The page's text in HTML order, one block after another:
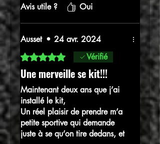
que les concepteurs sont cool !
On peut discuter avec eux , ils
de nos jours !
Bravo pour votre boulot
Avis utile ? Oui
Ausset • 24 avr. 2024
Noté 5 sur 5. Vérifié
Une merveille se kit!!!
Maintenant deux ans que j’ai
installé le kit,
Un réel plaisir de prendre m’a
petite sportive qui demande
juste à se qu’on tire dedans, et